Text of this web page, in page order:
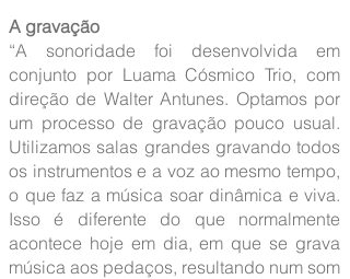
A gravação
“A sonoridade foi desenvolvida em
conjunto por Luama Cósmico Trio, com
direção de Walter Antunes. Optamos por
um processo de gravação pouco usual.
Utilizamos salas grandes gravando todos
os instrumentos e a voz ao mesmo tempo,
o que faz a música soar dinâmica e viva.
Isso é diferente do que normalmente
acontece hoje em dia, em que se grava
música aos pedaços, resultando num som